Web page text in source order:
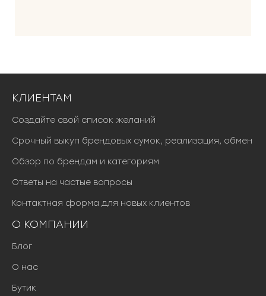
КЛИЕНТАМ
Создайте свой список желаний
Срочный выкуп брендовых сумок, реализация, обмен
Обзор по брендам и категориям
Ответы на частые вопросы
Контактная форма для новых клиентов
О КОМПАНИИ
Блог
О нас
Бутик